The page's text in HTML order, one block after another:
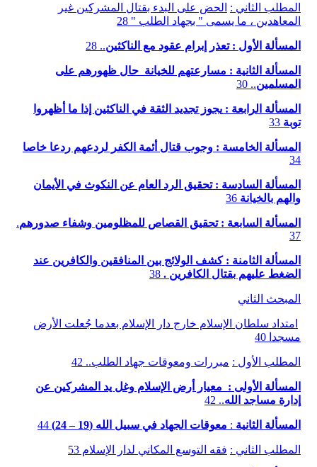
المطلب الثاني : الحض على البدء بقتال المشركين غير
المعاهدين ، ما يسمى " بجهاد الطلب " 28
المسألة الأول :تعذر إبرام عقود مع الناكثين.. 28
المسألة الثانية : مسارعتهم للخيانة حال ظهورهم على
المسلمين.. 30
المسألة الرابعة : يجوز تجديد الثقة في الناكثين إذا ما أظهروا
توبة
المسألة الخامسة : وجوب قتال أئمة الكفر لردعهم ردعا خاصا
34
المسألة السادسة :تحقيق الرد العام عن النكوث في الأيمان
والهم بالخيانة
المسألة السابعة : تحقيق القصاص للمظلومين وشفاء صدورهم.
37
المسألة الثامنة : كشف الولائج بين المنافقين والكافرين عند
الضغط عليهم بقتال الكافرين .
المبحث الثاني
امتداد سلطان الإسلام خارج دار الإسلام بعدما جُعلت الأرض
مسجدا 40
المطلب الأول : مبررات ومعوقات جهاد الطلب.. 42
المسألة الأولى : معيار أرض الإسلام وغل يد المشركين عن
إدارة مساجد الله.. 42
المسألة الثانية : معوقات الجهاد في سبيل الله (19 – 24)
المطلب الثاني : فقه التوسع المكاني لدار الإسلام 53